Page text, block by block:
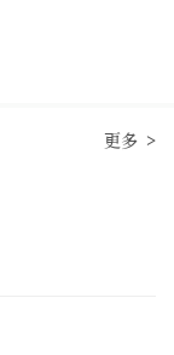
更多 >